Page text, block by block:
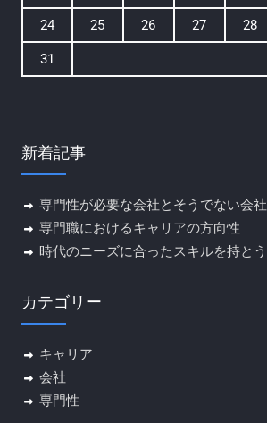
24 25 26 27 28
31
新着記事
専門性が必要な会社とそうでない会社
専門職におけるキャリアの方向性
時代のニーズに合ったスキルを持とう
カテゴリー
キャリア
会社
専門性